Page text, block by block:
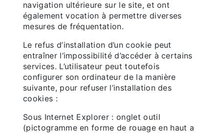
navigation ultérieure sur le site, et ont
également vocation à permettre diverses
mesures de fréquentation.
Le refus d’installation d’un cookie peut
entraîner l’impossibilité d’accéder à certains
services. L’utilisateur peut toutefois
configurer son ordinateur de la manière
suivante, pour refuser l’installation des
cookies :
Sous Internet Explorer : onglet outil
(pictogramme en forme de rouage en haut a